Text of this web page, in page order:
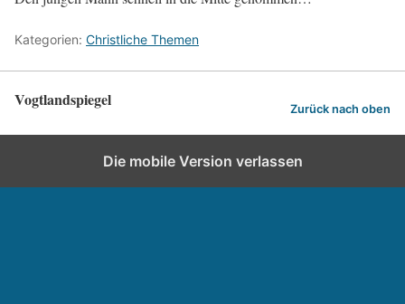
Kategorien: Christliche Themen
Vogtlandspiegel Zurück nach oben
Die mobile Version verlassen